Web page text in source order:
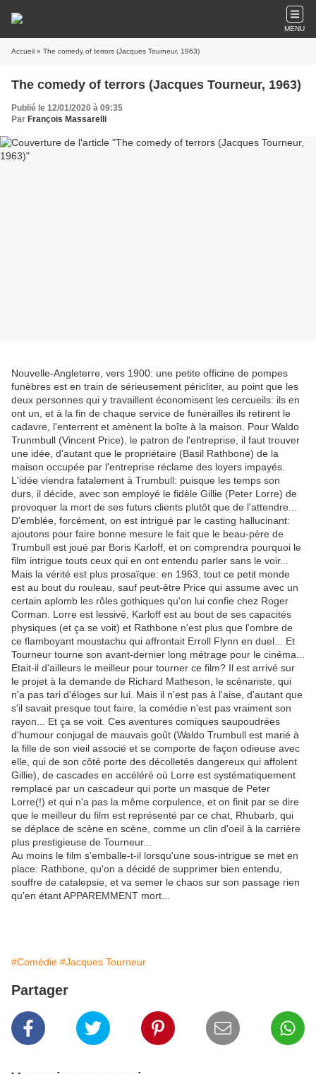
MENU
Accueil » The comedy of terrors (Jacques Tourneur, 1963)
The comedy of terrors (Jacques Tourneur, 1963)
Publié le 12/01/2020 à 09:35
Par François Massarelli
Nouvelle-Angleterre, vers 1900: une petite officine de pompes
funèbres est en train de sérieusement péricliter, au point que les
deux personnes qui y travaillent économisent les cercueils: ils en
ont un, et à la fin de chaque service de funérailles ils retirent le
cadavre, l'enterrent et amènent la boîte à la maison. Pour Waldo
Trunmbull (Vincent Price), le patron de l'entreprise, il faut trouver
une idée, d'autant que le propriétaire (Basil Rathbone) de la
maison occupée par l'entreprise réclame des loyers impayés.
L'idée viendra fatalement à Trumbull: puisque les temps son
durs, il décide, avec son employé le fidèle Gillie (Peter Lorre) de
provoquer la mort de ses futurs clients plutôt que de l'attendre...
D'emblée, forcément, on est intrigué par le casting hallucinant:
ajoutons pour faire bonne mesure le fait que le beau-père de
Trumbull est joué par Boris Karloff, et on comprendra pourquoi le
film intrigue touts ceux qui en ont entendu parler sans le voir...
Mais la vérité est plus prosaïque: en 1963, tout ce petit monde
est au bout du rouleau, sauf peut-être Price qui assume avec un
certain aplomb les rôles gothiques qu'on lui confie chez Roger
Corman. Lorre est lessivé, Karloff est au bout de ses capacités
physiques (et ça se voit) et Rathbone n'est plus que l'ombre de
ce flamboyant moustachu qui affrontait Erroll Flynn en duel... Et
Tourneur tourne son avant-dernier long métrage pour le cinéma...
Etait-il d'ailleurs le meilleur pour tourner ce film? Il est arrivé sur
le projet à la demande de Richard Matheson, le scénariste, qui
n'a pas tari d'éloges sur lui. Mais il n'est pas à l'aise, d'autant que
s'il savait presque tout faire, la comédie n'est pas vraiment son
rayon... Et ça se voit. Ces aventures comiques saupoudrées
d'humour conjugal de mauvais goût (Waldo Trumbull est marié à
la fille de son vieil associé et se comporte de façon odieuse avec
elle, qui de son côté porte des décolletés dangereux qui affolent
Gillie), de cascades en accéléré où Lorre est systématiquement
remplacé par un cascadeur qui porte un masque de Peter
Lorre(!) et qui n'a pas la même corpulence, et on finit par se dire
que le meilleur du film est représenté par ce chat, Rhubarb, qui
se déplace de scène en scène, comme un clin d'oeil à la carrière
plus prestigieuse de Tourneur...
Au moins le film s'emballe-t-il lorsqu'une sous-intrigue se met en
place: Rathbone, qu'on a décidé de supprimer bien entendu,
souffre de catalepsie, et va semer le chaos sur son passage rien
qu'en étant APPAREMMENT mort...
#Comédie #Jacques Tourneur
Partager